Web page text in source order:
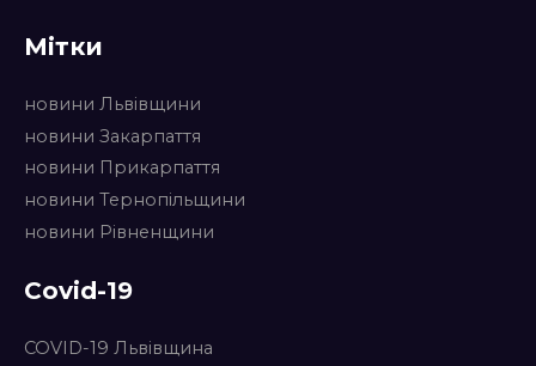
Мітки
новини Львівщини
новини Закарпаття
новини Прикарпаття
новини Тернопільщини
новини Рівненщини
Covid-19
COVID-19 Львівщина